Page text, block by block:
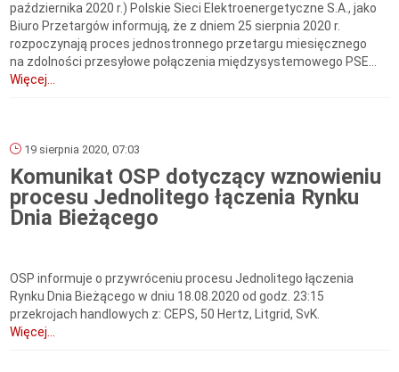
października 2020 r.) Polskie Sieci Elektroenergetyczne S.A., jako
Biuro Przetargów informują, że z dniem 25 sierpnia 2020 r.
rozpoczynają proces jednostronnego przetargu miesięcznego
na zdolności przesyłowe połączenia międzysystemowego PSE...
Więcej...
19 sierpnia 2020, 07:03
Komunikat OSP dotyczący wznowieniu
procesu Jednolitego łączenia Rynku
Dnia Bieżącego
OSP informuje o przywróceniu procesu Jednolitego łączenia
Rynku Dnia Bieżącego w dniu 18.08.2020 od godz. 23:15
przekrojach handlowych z: CEPS, 50 Hertz, Litgrid, SvK.
Więcej...